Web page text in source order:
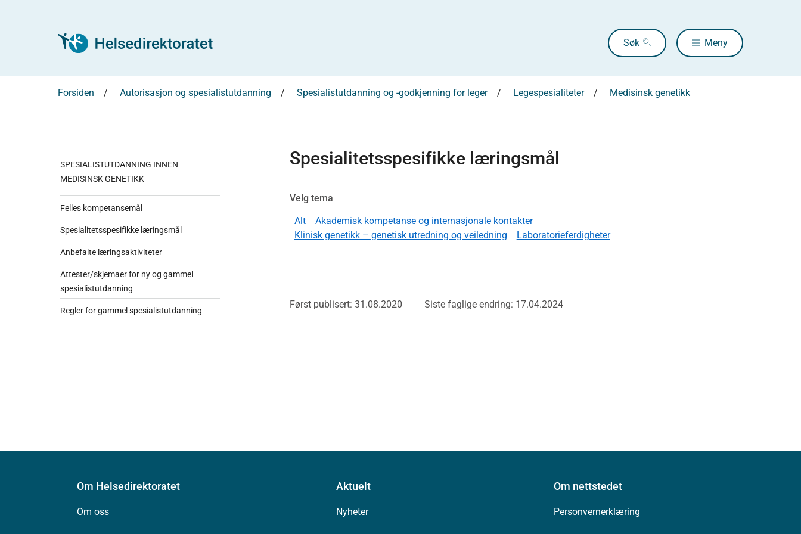
Søk Meny
Forsiden Autorisasjon og spesialistutdanning Spesialistutdanning og -godkjenning for leger Legespesialiteter Medisinsk genetikk
SPESIALISTUTDANNING INNEN
MEDISINSK GENETIKK
Felles kompetansemål
Spesialitetsspesifikke læringsmål
Anbefalte læringsaktiviteter
Attester/skjemaer for ny og gammel
spesialistutdanning
Regler for gammel spesialistutdanning
Spesialitetsspesifikke læringsmål
Velg tema
Alt
Akademisk kompetanse og internasjonale kontakter
Klinisk genetikk – genetisk utredning og veiledning
Laboratorieferdigheter
Først publisert: 31.08.2020 Siste faglige endring: 17.04.2024
Om Helsedirektoratet
Om oss
Aktuelt
Nyheter
Om nettstedet
Personvernerklæring